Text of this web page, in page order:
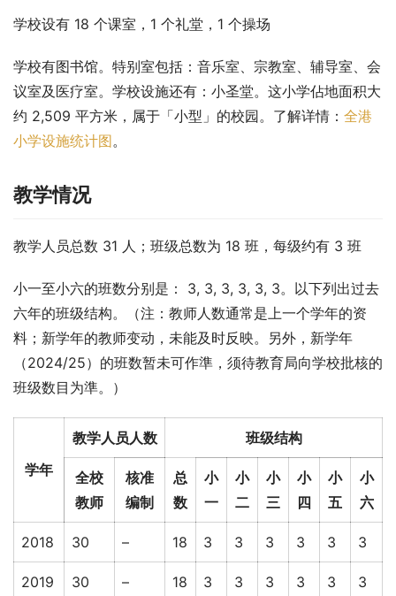
学校设有 18 个课室，1 个礼堂，1 个操场
学校有图书馆。特别室包括：音乐室、宗教室、辅导室、会
议室及医疗室。学校设施还有：小圣堂。这小学佔地面积大
约 2,509 平方米，属于「小型」的校园。了解详情： 全港
小学设施统计图。
教学情况
教学人员总数 31 人；班级总数为 18 班，每级约有 3 班
小一至小六的班数分别是： 3, 3, 3, 3, 3, 3。以下列出过去
六年的班级结构。（注：教师人数通常是上一个学年的资
料；新学年的教师变动，未能及时反映。另外，新学年
（2024/25）的班数暂未可作準，须待教育局向学校批核的
班级数目为準。）
学年
教学人员人数 班级结构
全校
教师
核准
编制
总
数
小
一
小
二
小
三
小
四
小
五
小
六
2018 30 – 18 3 3 3 3 3 3
2019 30 – 18 3 3 3 3 3 3